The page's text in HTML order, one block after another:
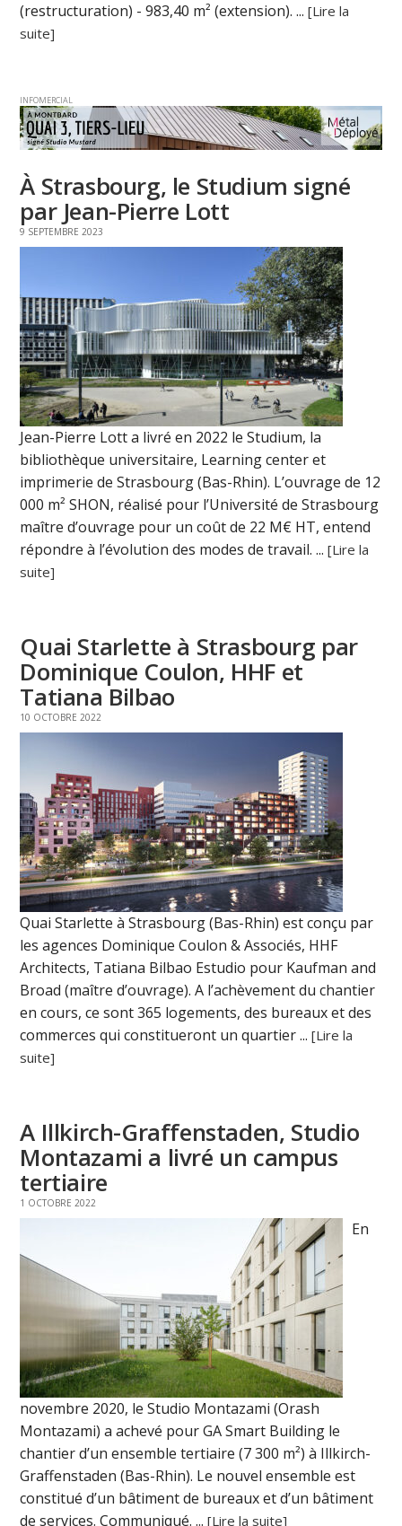
(restructuration) - 983,40 m² (extension). ...[Lire la
suite]
INFOMERCIAL
À Strasbourg, le Studium signé
par Jean-Pierre Lott
9 SEPTEMBRE 2023
Jean-Pierre Lott a livré en 2022 le Studium, la
bibliothèque universitaire, Learning center et
imprimerie de Strasbourg (Bas-Rhin). L’ouvrage de 12
000 m² SHON, réalisé pour l’Université de Strasbourg
maître d’ouvrage pour un coût de 22 M€ HT, entend
répondre à l’évolution des modes de travail. ...[Lire la
suite]
Quai Starlette à Strasbourg par
Dominique Coulon, HHF et
Tatiana Bilbao
10 OCTOBRE 2022
Quai Starlette à Strasbourg (Bas-Rhin) est conçu par
les agences Dominique Coulon & Associés, HHF
Architects, Tatiana Bilbao Estudio pour Kaufman and
Broad (maître d’ouvrage). A l’achèvement du chantier
en cours, ce sont 365 logements, des bureaux et des
commerces qui constitueront un quartier ...[Lire la
suite]
A Illkirch-Graffenstaden, Studio
Montazami a livré un campus
tertiaire
1 OCTOBRE 2022
En
novembre 2020, le Studio Montazami (Orash
Montazami) a achevé pour GA Smart Building le
chantier d’un ensemble tertiaire (7 300 m²) à Illkirch-
Graffenstaden (Bas-Rhin). Le nouvel ensemble est
constitué d’un bâtiment de bureaux et d’un bâtiment
de services. Communiqué. ...[Lire la suite]